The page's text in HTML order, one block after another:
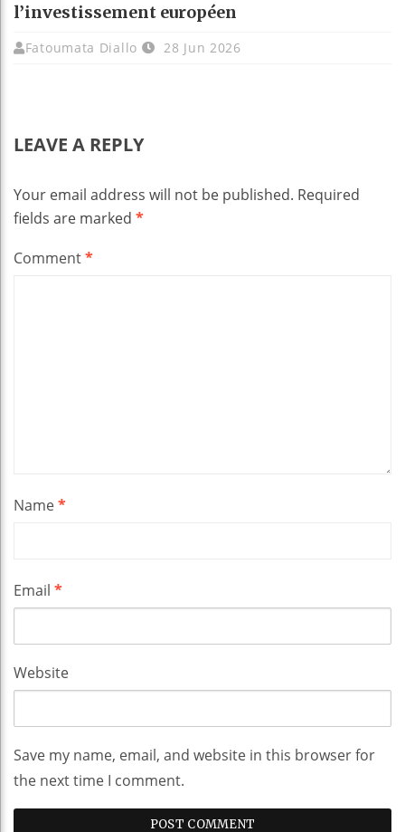
l’investissement européen
Fatoumata Diallo 28 Jun 2026
LEAVE A REPLY
Your email address will not be published. Required
fields are marked *
Comment*
Name*
Email *
Website
Save my name, email, and website in this browser for
the next time I comment.